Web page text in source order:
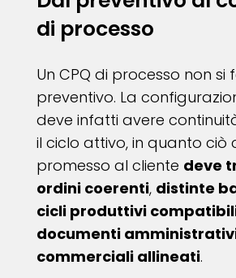
di processo
Un CPQ di processo non si
preventivo. La
deve infatti avere
il ciclo attivo, in quanto ciò
promesso al cliente deve
ordini coerenti, distinte
cicli produttivi
documenti
commerciali allineati.